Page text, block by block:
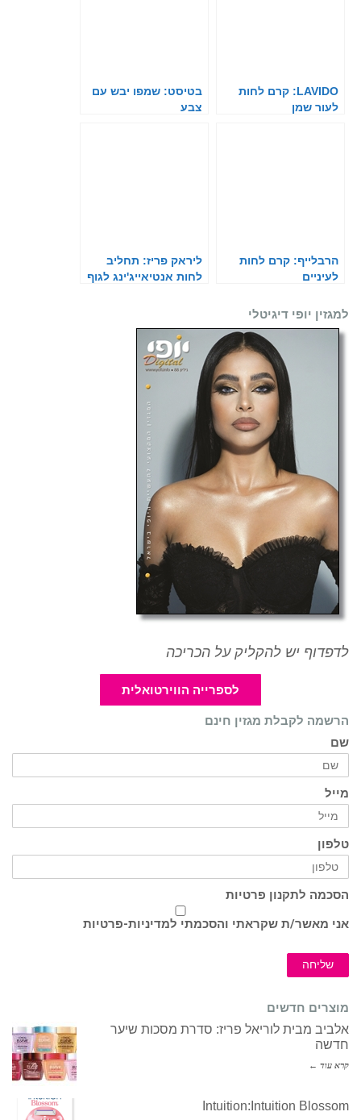
LAVIDO: קרם לחות
לעור שמן
בטיסט: שמפו יבש עם
צבע
הרבלייף: קרם לחות
לעיניים
ליראק פריז: תחליב
לחות אנטיאייג'ינג לגוף
למגזין יופי דיגיטלי
לדפדוף יש להקליק על הכריכה
לספרייה הווירטואלית
הרשמה לקבלת מגזין חינם
שם
מייל
טלפון
הסכמה לתקנון פרטיות
אני מאשר/ת שקראתי והסכמתי למדיניות-פרטיות
שליחה
מוצרים חדשים
אלביב מבית לוריאל פריז: סדרת מסכות שיער
חדשה
קרא עוד ←
Intuition:Intuition Blossom